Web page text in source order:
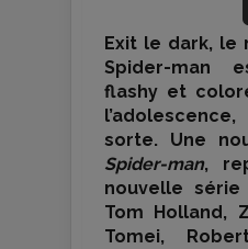
Exit le dark, le
Spider-man
flashy et
sorte. Une
Spider-man,
nouvelle
Tom Holland,
Tomei,